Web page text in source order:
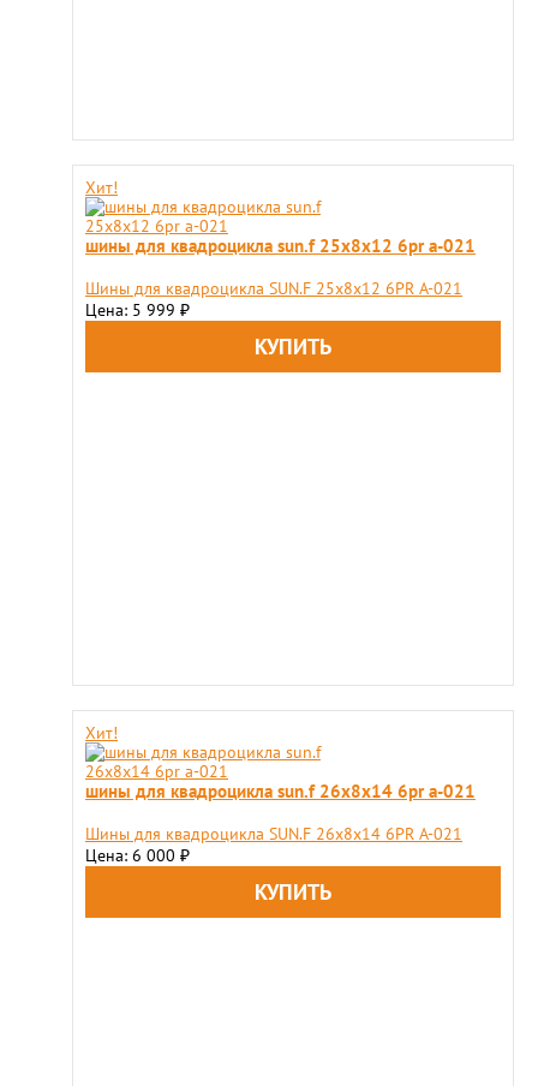
Хит!
шины для квадроцикла sun.f 25х8x12 6pr a-021
Шины для квадроцикла SUN.F 25х8х12 6PR A-021
Цена: 5 999 ₽
Хит!
шины для квадроцикла sun.f 26х8х14 6pr a-021
Шины для квадроцикла SUN.F 26х8х14 6PR A-021
Цена: 6 000 ₽